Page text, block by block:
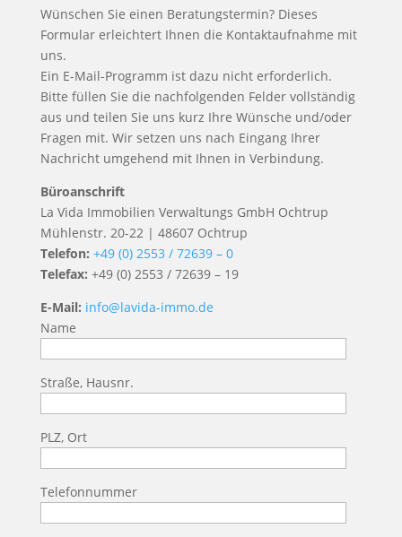
Wünschen Sie einen Beratungstermin? Dieses
Formular erleichtert Ihnen die Kontaktaufnahme mit
uns.
Ein E-Mail-Programm ist dazu nicht erforderlich.
Bitte füllen Sie die nachfolgenden Felder vollständig
aus und teilen Sie uns kurz Ihre Wünsche und/oder
Fragen mit. Wir setzen uns nach Eingang Ihrer
Nachricht umgehend mit Ihnen in Verbindung.
Büroanschrift
La Vida Immobilien Verwaltungs GmbH Ochtrup
Mühlenstr. 20-22 | 48607 Ochtrup
Telefon: +49 (0) 2553 / 72639 – 0
Telefax: +49 (0) 2553 / 72639 – 19
E-Mail: info@lavida-immo.de
Name
Straße, Hausnr.
PLZ, Ort
Telefonnummer